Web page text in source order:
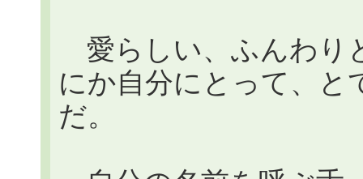
愛らしい、ふんわり
にか自分にとって、と
だ。